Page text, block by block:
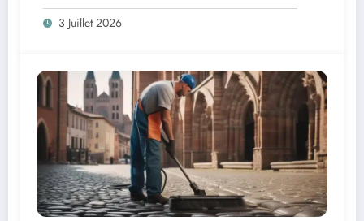
3 Juillet 2026